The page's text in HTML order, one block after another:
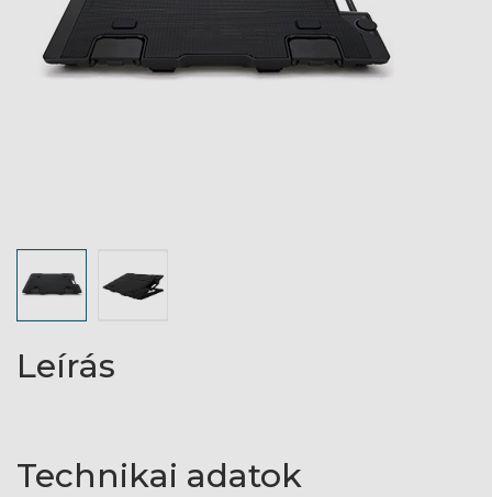
Leírás
Technikai adatok